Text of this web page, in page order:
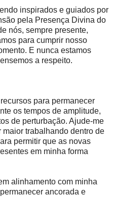
inspirados e guiados por
pela Presença Divina do
nós, sempre presente,
para cumprir nosso
E nunca estamos
a respeito.
para permanecer
os tempos de amplitude,
de perturbação. Ajude-me
trabalhando dentro de
permitir que as novas
em minha forma
alinhamento com minha
ancorada e